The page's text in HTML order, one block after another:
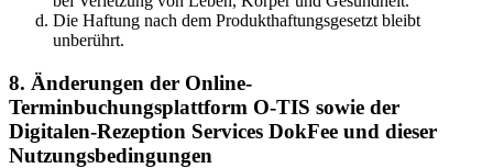
Die Haftung nach dem Produkthaftungsgesetzt bleibt
unberührt.
8. Änderungen der Online-
Terminbuchungsplattform O-TIS sowie der
Digitalen-Rezeption Services DokFee und dieser
Nutzungsbedingungen